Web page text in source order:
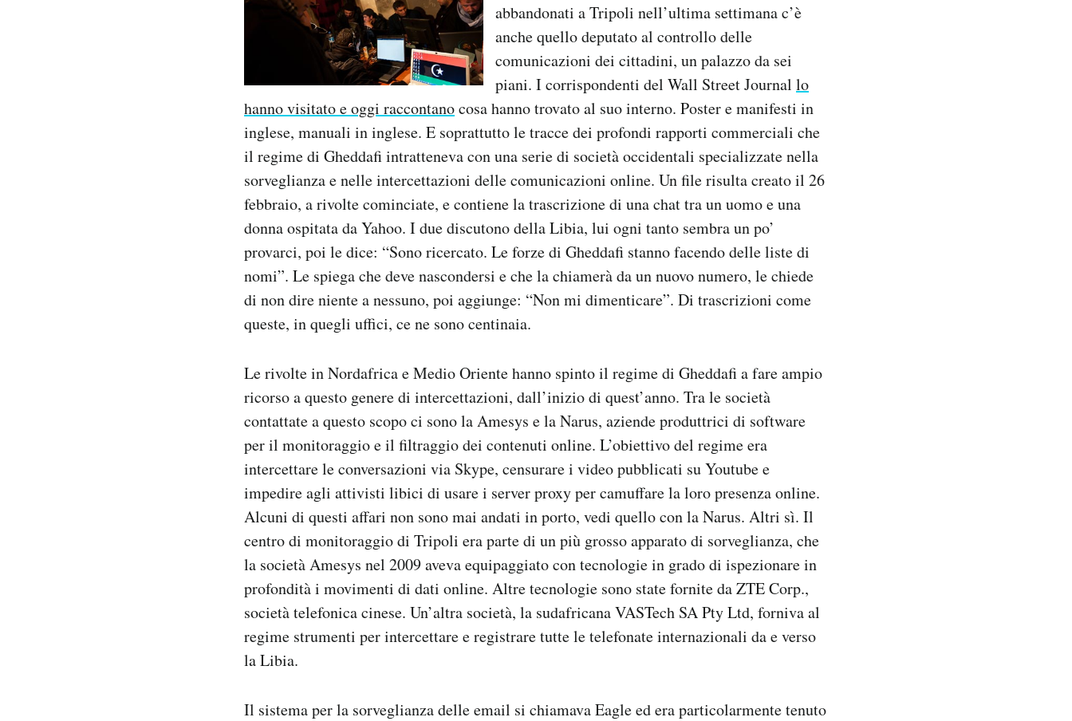
abbandonati a Tripoli nell’ultima settimana c’è
anche quello deputato al controllo delle
comunicazioni dei cittadini, un palazzo da sei
piani. I corrispondenti del Wall Street Journal lo
hanno visitato e oggi raccontanocosa hanno trovato al suo interno. Poster e manifesti in
inglese, manuali in inglese. E soprattutto le tracce dei profondi rapporti commerciali che
il regime di Gheddafi intratteneva con una serie di società occidentali specializzate nella
sorveglianza e nelle intercettazioni delle comunicazioni online. Un file risulta creato il 26
febbraio, a rivolte cominciate, e contiene la trascrizione di una chat tra un uomo e una
donna ospitata da Yahoo. I due discutono della Libia, lui ogni tanto sembra un po’
provarci, poi le dice: “Sono ricercato. Le forze di Gheddafi stanno facendo delle liste di
nomi”. Le spiega che deve nascondersi e che la chiamerà da un nuovo numero, le chiede
di non dire niente a nessuno, poi aggiunge: “Non mi dimenticare”. Di trascrizioni come
queste, in quegli uffici, ce ne sono centinaia.
Le rivolte in Nordafrica e Medio Oriente hanno spinto il regime di Gheddafi a fare ampio
ricorso a questo genere di intercettazioni, dall’inizio di quest’anno. Tra le società
contattate a questo scopo ci sono la Amesys e la Narus, aziende produttrici di software
per il monitoraggio e il filtraggio dei contenuti online. L’obiettivo del regime era
intercettare le conversazioni via Skype, censurare i video pubblicati su Youtube e
impedire agli attivisti libici di usare i server proxy per camuffare la loro presenza online.
Alcuni di questi affari non sono mai andati in porto, vedi quello con la Narus. Altri sì. Il
centro di monitoraggio di Tripoli era parte di un più grosso apparato di sorveglianza, che
la società Amesys nel 2009 aveva equipaggiato con tecnologie in grado di ispezionare in
profondità i movimenti di dati online. Altre tecnologie sono state fornite da ZTE Corp.,
società telefonica cinese. Un’altra società, la sudafricana VASTech SA Pty Ltd, forniva al
regime strumenti per intercettare e registrare tutte le telefonate internazionali da e verso
la Libia.
Il sistema per la sorveglianza delle email si chiamava Eagle ed era particolarmente tenuto